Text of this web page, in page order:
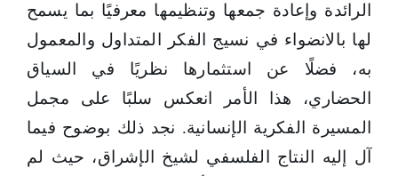
الرائدة وإعادة جمعها وتنظيمها معرفيًا بما يسمح
لها بالانضواء في نسيج الفكر المتداول والمعمول
به، فضلًا عن استثمارها نظريًا في السياق
الحضاري، هذا الأمر انعكس سلبًا على مجمل
المسيرة الفكرية الإنسانية. نجد ذلك بوضوح فيما
آل إليه النتاج الفلسفي لشيخ الإشراق، حيث لم